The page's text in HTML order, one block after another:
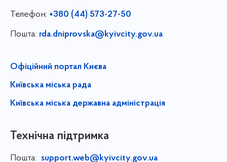
Телефон: +380 (44) 573-27-50
Пошта: rda.dniprovska@kyivcity.gov.ua
Офіційний портал Києва
Київська міська рада
Київська міська державна адміністрація
Технічна підтримка
Пошта: support.web@kyivcity.gov.ua